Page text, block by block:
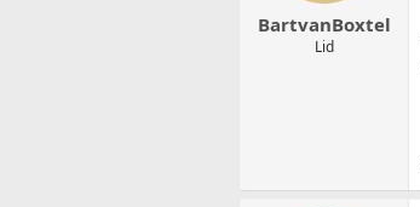
BartvanBoxtel
Lid